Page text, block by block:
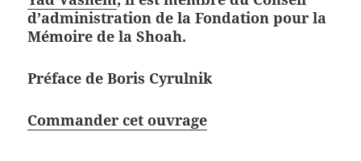
d’administration de la Fondation pour la
Mémoire de la Shoah.
Préface de Boris Cyrulnik
Commander cet ouvrage